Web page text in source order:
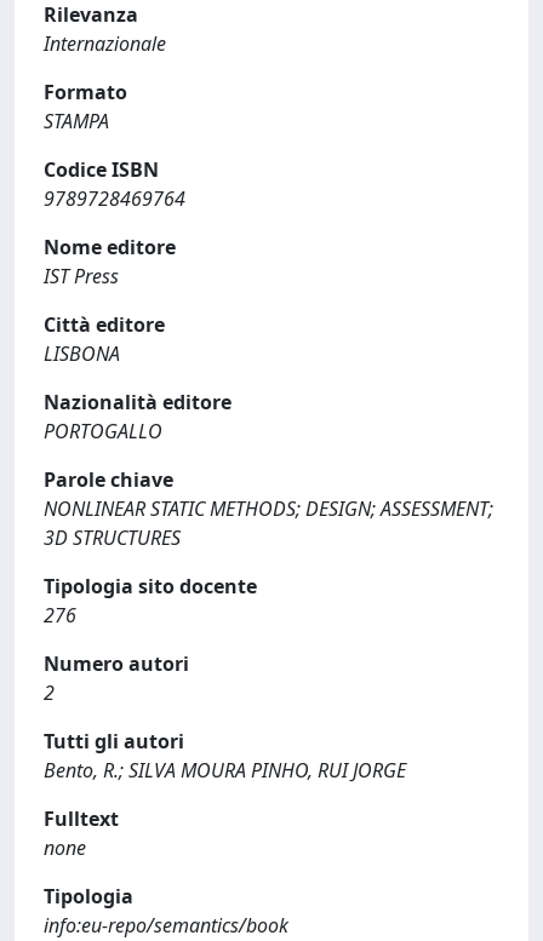
Rilevanza
Internazionale
Formato
STAMPA
Codice ISBN
9789728469764
Nome editore
IST Press
Città editore
LISBONA
Nazionalità editore
PORTOGALLO
Parole chiave
NONLINEAR STATIC METHODS; DESIGN; ASSESSMENT;
3D STRUCTURES
Tipologia sito docente
276
Numero autori
2
Tutti gli autori
Bento, R.; SILVA MOURA PINHO, RUI JORGE
Fulltext
none
Tipologia
info:eu-repo/semantics/book